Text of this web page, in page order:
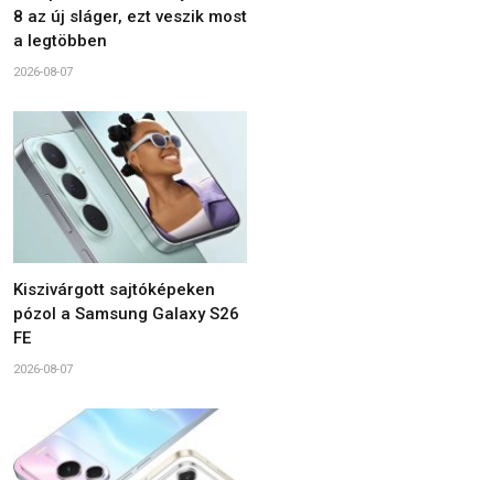
8 az új sláger, ezt veszik most
a legtöbben
2026-08-07
Kiszivárgott sajtóképeken
pózol a Samsung Galaxy S26
FE
2026-08-07